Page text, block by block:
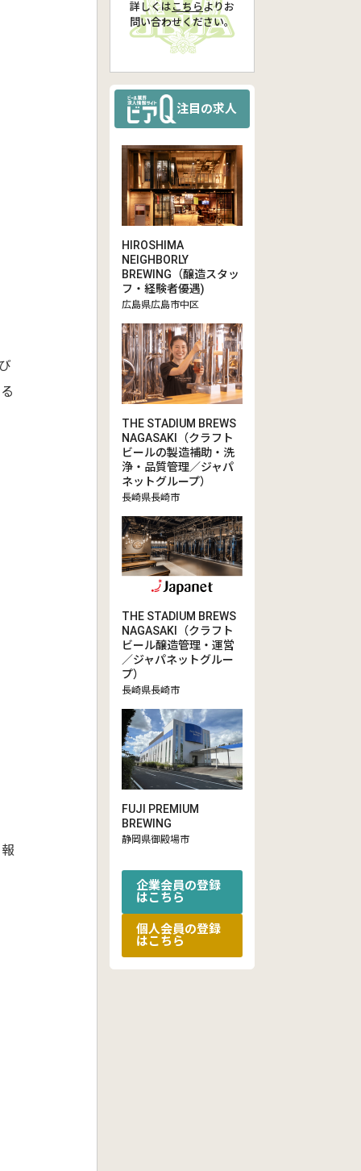
詳しくは こちらより お
問い合わせください。
注目の求人
HIROSHIMA
NEIGHBORLY
BREWING（醸造スタッ
フ・経験者優遇)
広島県広島市中区
THE STADIUM BREWS
NAGASAKI（クラフト
ビールの製造補助・洗
浄・品質管理／ジャパ
ネットグループ）
長崎県長崎市
THE STADIUM BREWS
NAGASAKI（クラフト
ビール醸造管理・運営
／ジャパネットグルー
プ）
長崎県長崎市
FUJI PREMIUM
BREWING
静岡県御殿場市
企業会員の登録
はこちら
個人会員の登録
はこちら